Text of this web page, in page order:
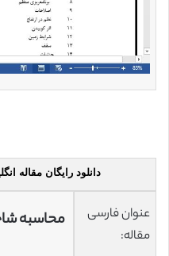
دانلود رایگان مقاله
عنوان فارسی
مقاله:
محاسبه